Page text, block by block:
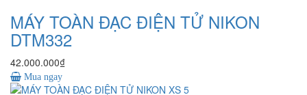
MÁY TOÀN ĐẠC ĐIỆN TỬ NIKON
DTM332
42.000.000₫
Mua ngay